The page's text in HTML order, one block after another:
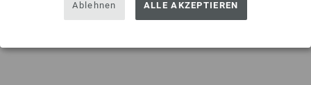
Ablehnen ALLE AKZEPTIEREN